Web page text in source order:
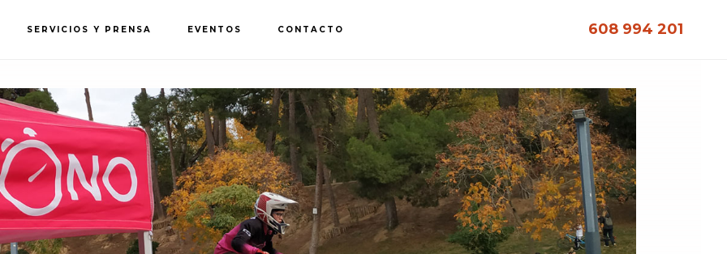
608 994 201
SERVICIOS Y PRENSA EVENTOS CONTACTO